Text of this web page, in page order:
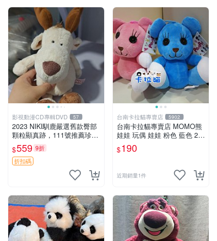
影視動漫CD專輯DVD 57
2023 NIKI馴鹿嚴選舊款臀部
顆粒顯真跡，111號推薦珍藏
品 馴鹿 舊款 尾巴顆粒
$559 9折
折扣碼
台南卡拉貓專賣店 5902
台南卡拉貓專賣店 MOMO熊
娃娃 玩偶 娃娃 粉色 藍色 2色
分售
$190
近期銷量1件